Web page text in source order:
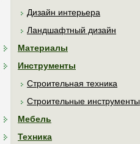
Дизайн интерьера
Ландшафтный дизайн
Материалы
Инструменты
Строительная техника
Строительные инструменты
Мебель
Техника